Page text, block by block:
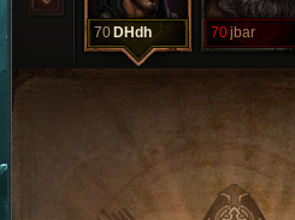
70 DHdh 70jbar